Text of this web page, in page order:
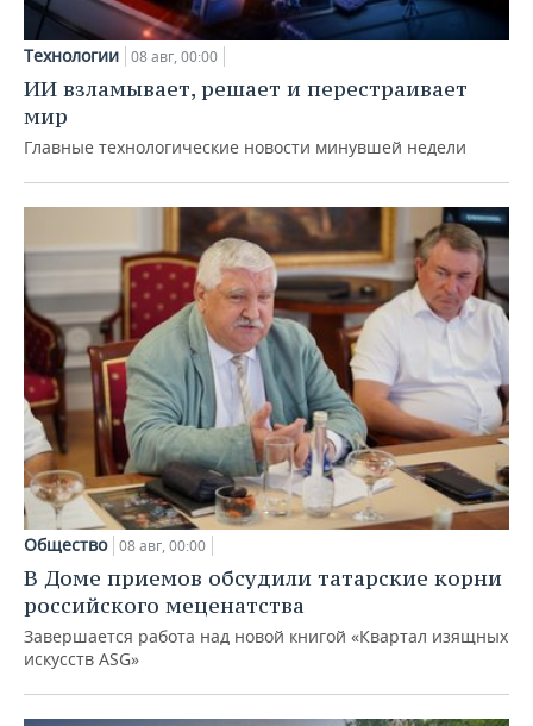
Технологии 08 авг, 00:00
ИИ взламывает, решает и перестраивает
мир
Главные технологические новости минувшей недели
Общество 08 авг, 00:00
В Доме приемов обсудили татарские корни
российского меценатства
Завершается работа над новой книгой «Квартал изящных
искусств ASG»